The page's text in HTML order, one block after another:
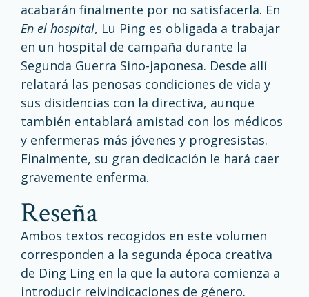
acabarán finalmente por no satisfacerla. En
En el hospital, Lu Ping es obligada a trabajar
en un hospital de campaña durante la
Segunda Guerra Sino-japonesa. Desde allí
relatará las penosas condiciones de vida y
sus disidencias con la directiva, aunque
también entablará amistad con los médicos
y enfermeras más jóvenes y progresistas.
Finalmente, su gran dedicación le hará caer
gravemente enferma.
reseña
Ambos textos recogidos en este volumen
corresponden a la segunda época creativa
de Ding Ling en la que la autora comienza a
introducir reivindicaciones de género.